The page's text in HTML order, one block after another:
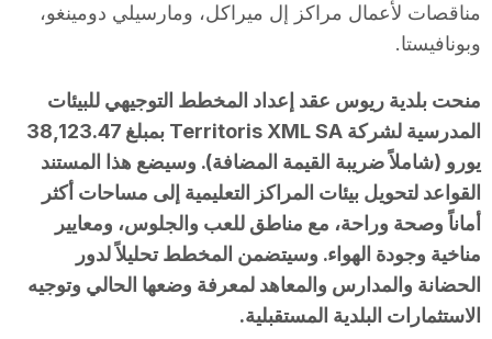
مناقصات لأعمال مراكز إل ميراكل، ومارسيلي دومينغو،
وبونافيستا.
منحت بلدية ريوس عقد إعداد المخطط التوجيهي للبيئات
المدرسية لشركة Territoris XML SA بمبلغ 38,123.47
يورو (شاملاً ضريبة القيمة المضافة). وسيضع هذا المستند
القواعد لتحويل بيئات المراكز التعليمية إلى مساحات أكثر
أماناً وصحة وراحة، مع مناطق للعب والجلوس، ومعايير
مناخية وجودة الهواء. وسيتضمن المخطط تحليلاً لدور
الحضانة والمدارس والمعاهد لمعرفة وضعها الحالي وتوجيه
الاستثمارات البلدية المستقبلية.